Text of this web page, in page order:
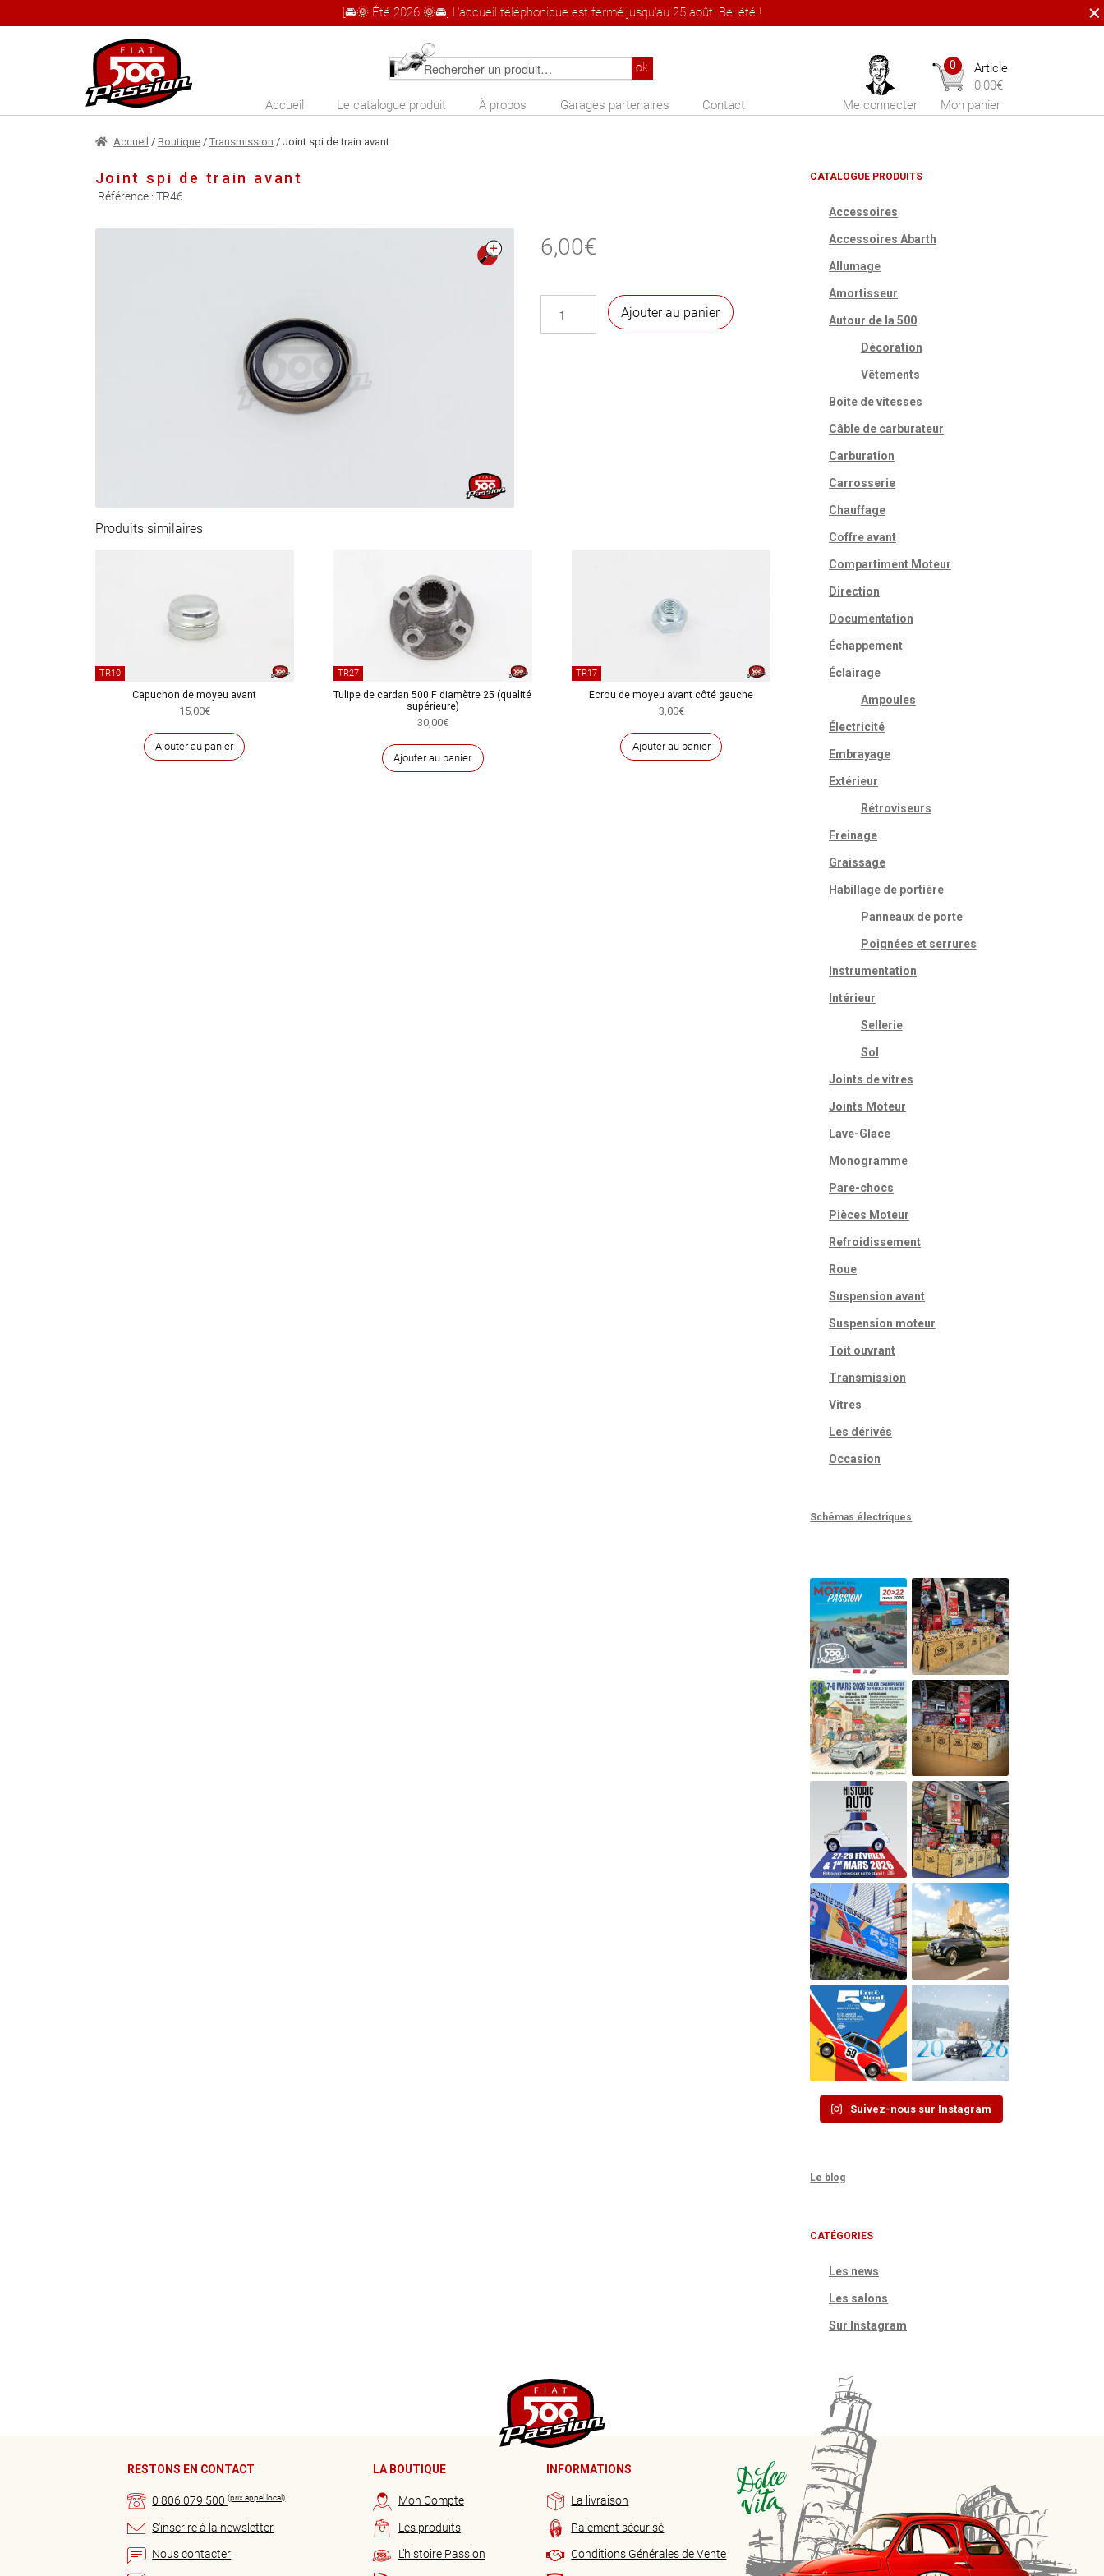
[🚘🌞 Été 2026 🌞🚘] L'accueil téléphonique est fermé jusqu'au 25 août. Bel été !
Aller
à
la
navigation
Aller
au
contenu
Rechercher
produit
ok
Accueil Le catalogue produit À propos Garages partenaires Contact Me connecter
0
Article
0,00€
Mon panier
Accueil / Boutique/ Transmission / Joint spi de train avant
Joint spi de train avant
Référence : TR46
6,00€
Ajouter au panier
Produits similaires
TR10
Capuchon de moyeu avant
15,00€
Ajouter au panier
TR27
Tulipe de cardan 500 F diamètre 25 (qualité
supérieure)
30,00€
Ajouter au panier
TR17
Ecrou de moyeu avant côté gauche
3,00€
Ajouter au panier
CATALOGUE PRODUITS
Accessoires
Accessoires Abarth
Allumage
Amortisseur
Autour de la 500
Décoration
Vêtements
Boite de vitesses
Câble de carburateur
Carburation
Carrosserie
Chauffage
Coffre avant
Compartiment Moteur
Direction
Documentation
Échappement
Éclairage
Ampoules
Électricité
Embrayage
Extérieur
Rétroviseurs
Freinage
Graissage
Habillage de portière
Panneaux de porte
Poignées et serrures
Instrumentation
Intérieur
Sellerie
Sol
Joints de vitres
Joints Moteur
Lave-Glace
Monogramme
Pare-chocs
Pièces Moteur
Refroidissement
Roue
Suspension avant
Suspension moteur
Toit ouvrant
Transmission
Vitres
Les dérivés
Occasion
Schémas électriques
Suivez-nous sur Instagram
Le blog
CATÉGORIES
Les news
Les salons
Sur Instagram
RESTONS EN CONTACT
0 806 079 500(prix appel local)
S’inscrire à la newsletter
Nous contacter
LA BOUTIQUE
Mon Compte
Les produits
L’histoire Passion
INFORMATIONS
La livraison
Paiement sécurisé
Conditions Générales de Vente